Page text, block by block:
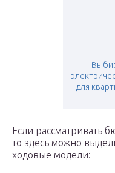
для
Если рассматривать
то здесь можно
ходовые модели: